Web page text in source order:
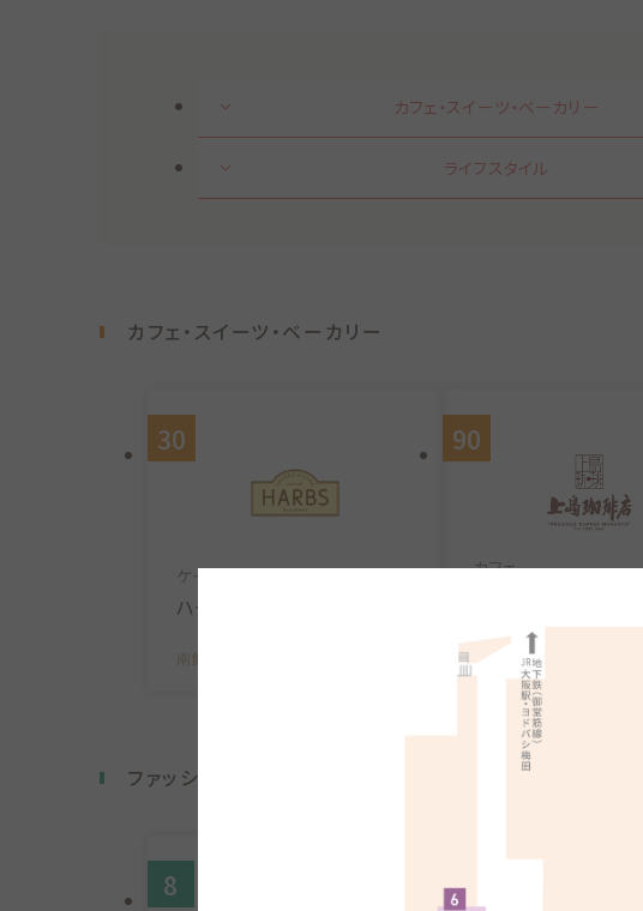
カフェ・スイーツ・ベーカリー
ライフスタイル
カフェ・スイーツ・ベーカリー
30
ケーキ・カフェ
ハーブス
南館B1F
90
カフェ
南館B1F
ファッション・ファッション雑貨
8 10